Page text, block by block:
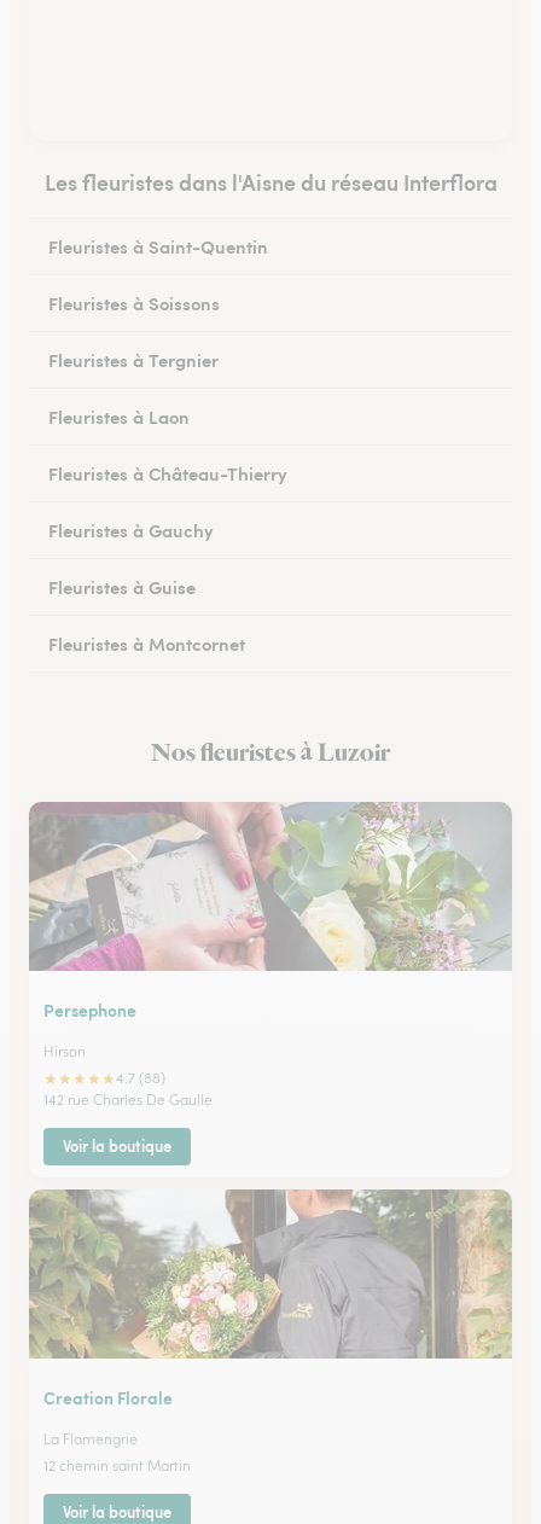
Les fleuristes dans l'Aisne du réseau Interflora
Fleuristes à Saint-Quentin
Fleuristes à Soissons
Fleuristes à Tergnier
Fleuristes à Laon
Fleuristes à Château-Thierry
Fleuristes à Gauchy
Fleuristes à Guise
Fleuristes à Montcornet
Fleuristes à ChaunyNos fleuristes à Luzoir
Persephone
Hirson
★★★★★4.7 (88)
142 rue Charles De Gaulle
Voir la boutique
Creation Florale
La Flamengrie
12 chemin saint Martin
Voir la boutique